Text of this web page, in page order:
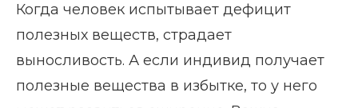
Когда человек испытывает дефицит
полезных веществ, страдает
выносливость. А если индивид получает
полезные вещества в избытке, то у него